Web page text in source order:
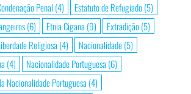
Penal (4) Estatuto de Refugiado(5)
(6) Etnia Cigana (9) Extradição(5)
Religiosa (4) Nacionalidade(5)
(4) Nacionalidade Portuguesa (6)
Nacionalidade Portuguesa (4)